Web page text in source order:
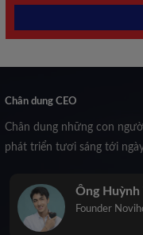
Chân dung CEO
Chân dung những con
phát triển tươi sáng tới
Ông Huỳnh
Founder